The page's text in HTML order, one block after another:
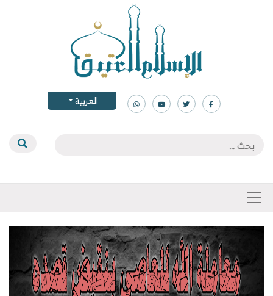
العربية